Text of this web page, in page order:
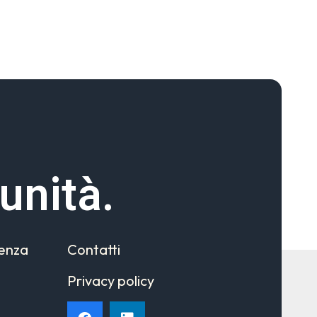
Contatti
Privacy policy